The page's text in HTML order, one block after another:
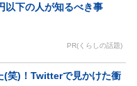
以下の人が知るべき事
PR(くらしの話題)
(笑)！Twitterで見かけた衝